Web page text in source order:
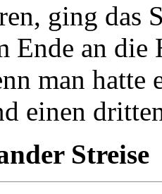
ging das
Ende an die
man hatte
einen
Streise